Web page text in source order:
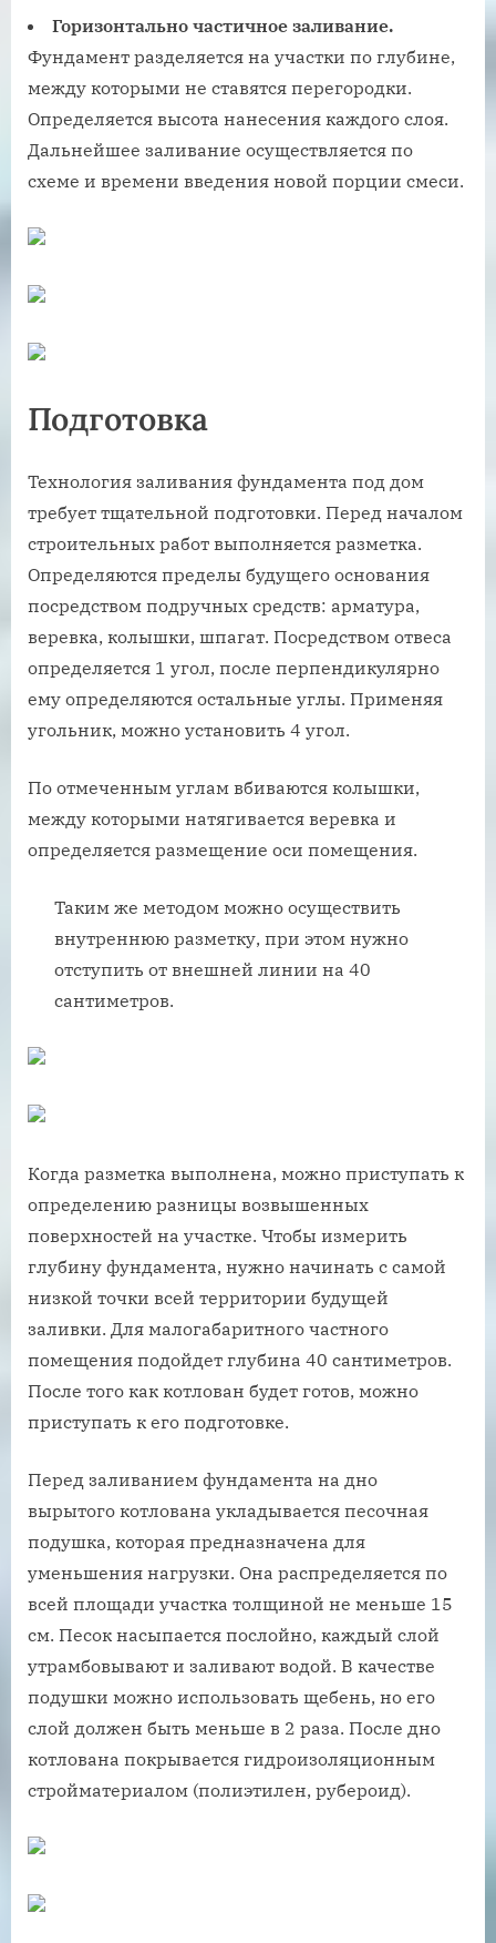
Горизонтально частичное заливание.
Фундамент разделяется на участки по глубине,
между которыми не ставятся перегородки.
Определяется высота нанесения каждого слоя.
Дальнейшее заливание осуществляется по
схеме и времени введения новой порции смеси.
Подготовка
Технология заливания фундамента под дом
требует тщательной подготовки. Перед началом
строительных работ выполняется разметка.
Определяются пределы будущего основания
посредством подручных средств: арматура,
веревка, колышки, шпагат. Посредством отвеса
определяется 1 угол, после перпендикулярно
ему определяются остальные углы. Применяя
угольник, можно установить 4 угол.
По отмеченным углам вбиваются колышки,
между которыми натягивается веревка и
определяется размещение оси помещения.
Таким же методом можно осуществить
внутреннюю разметку, при этом нужно
отступить от внешней линии на 40
сантиметров.
Когда разметка выполнена, можно приступать к
определению разницы возвышенных
поверхностей на участке. Чтобы измерить
глубину фундамента, нужно начинать с самой
низкой точки всей территории будущей
заливки. Для малогабаритного частного
помещения подойдет глубина 40 сантиметров.
После того как котлован будет готов, можно
приступать к его подготовке.
Перед заливанием фундамента на дно
вырытого котлована укладывается песочная
подушка, которая предназначена для
уменьшения нагрузки. Она распределяется по
всей площади участка толщиной не меньше 15
см. Песок насыпается послойно, каждый слой
утрамбовывают и заливают водой. В качестве
подушки можно использовать щебень, но его
слой должен быть меньше в 2 раза. После дно
котлована покрывается гидроизоляционным
стройматериалом (полиэтилен, рубероид).